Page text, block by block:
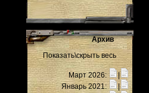
Архив
Показать\скрыть весь
Март 2026:
|
Январь 2021:
|